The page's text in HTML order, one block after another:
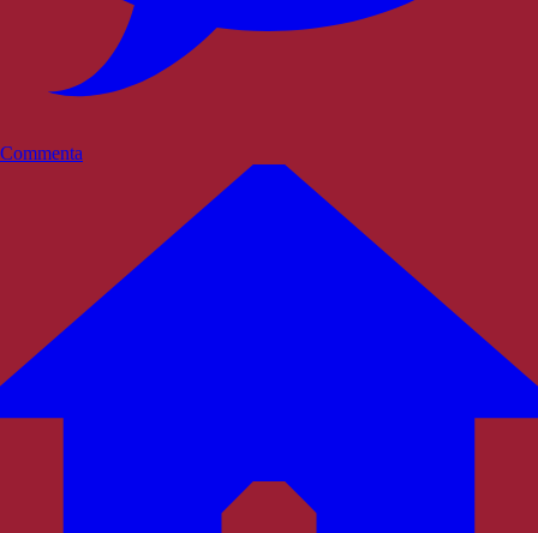
Commenta